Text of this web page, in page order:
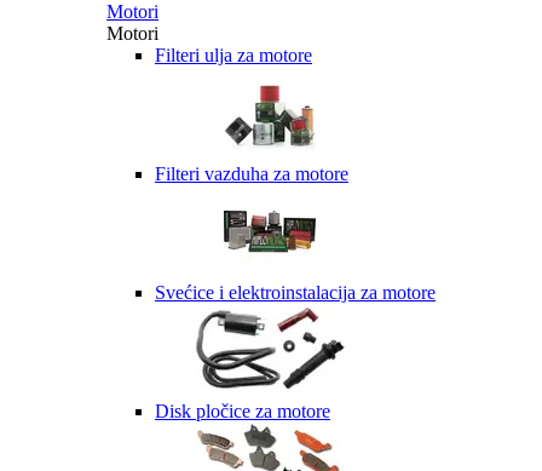
Motori
Motori
Filteri ulja za motore
Filteri vazduha za motore
Svećice i elektroinstalacija za motore
Disk pločice za motore